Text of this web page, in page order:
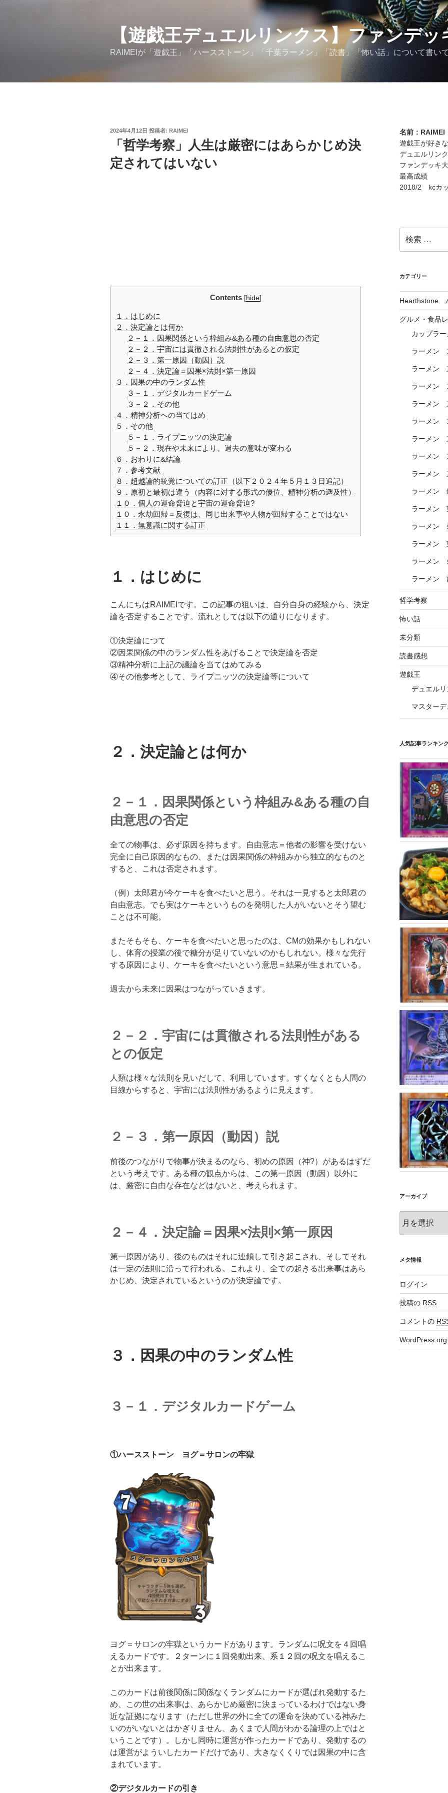
【遊戯王デュエルリンクス】ファンデッ
RAIMEIが「遊戯王」「ハースストーン」「千葉ラーメン」「読書」「怖い話」について書い
投
2024年4月12日 投稿者: RAIMEI
「哲学考察」人生は厳密にはあらかじめ決
定されてはいない
Contents [hide]
１．はじめに
２．決定論とは何か
２－１．因果関係という枠組み&ある種の自由意思の否定
２－２．宇宙には貫徹される法則性があるとの仮定
２－３．第一原因（動因）説
２－４．決定論＝因果×法則×第一原因
３．因果の中のランダム性
３－１．デジタルカードゲーム
３－２．その他
４．精神分析への当てはめ
５．その他
５－１．ライプニッツの決定論
５－２．現在や未来により、過去の意味が変わる
６．おわりに&結論
７．参考文献
８．超越論的統覚についての訂正（以下２０２４年５月１３日追記）
９．原初と最初は違う（内容に対する形式の優位、精神分析の遡及性）
１０．個人の運命脅迫と宇宙の運命脅迫?
１０．永劫回帰＝反復は、同じ出来事や人物が回帰することではない
１１．無意識に関する訂正
１．はじめに
こんにちはRAIMEIです。この記事の狙いは、自分自身の経験から、決定
論を否定することです。流れとしては以下の通りになります。
①決定論につて
②因果関係の中のランダム性をあげることで決定論を否定
③精神分析に上記の議論を当てはめてみる
④その他参考として、ライプニッツの決定論等について
２．決定論とは何か
２－１．因果関係という枠組み&ある種の自
由意思の否定
全ての物事は、必ず原因を持ちます。自由意志＝他者の影響を受けない
完全に自己原因的なもの、または因果関係の枠組みから独立的なものと
すると、これは否定されます。
（例）太郎君が今ケーキを食べたいと思う。それは一見すると太郎君の
自由意志。でも実はケーキというものを発明した人がいないとそう望む
ことは不可能。
またそもそも、ケーキを食べたいと思ったのは、CMの効果かもしれない
し、体育の授業の後で糖分が足りていないのかもしれない。様々な先行
する原因により、ケーキを食べたいという意思＝結果が生まれている。
過去から未来に因果はつながっていきます。
２－２．宇宙には貫徹される法則性がある
との仮定
人類は様々な法則を見いだして、利用しています。すくなくとも人間の
目線からすると、宇宙には法則性があるように見えます。
２－３．第一原因（動因）説
前後のつながりで物事が決まるのなら、初めの原因（神?）があるはずだ
という考えです。ある種の観点からは、この第一原因（動因）以外に
は、厳密に自由な存在などはないと、考えられます。
２－４．決定論＝因果×法則×第一原因
第一原因があり、後のものはそれに連鎖して引き起こされ、そしてそれ
は一定の法則に沿って行われる。これより、全ての起きる出来事はあら
かじめ、決定されているというのが決定論です。
３．因果の中のランダム性
３－１．デジタルカードゲーム
①ハースストーン ヨグ＝サロンの牢獄
ヨグ＝サロンの牢獄というカードがあります。ランダムに呪文を４回唱
えるカードです。２ターンに１回発動出来、系１２回の呪文を唱えるこ
とが出来ます。
このカードは前後関係に関係なくランダムにカードが選ばれ発動するた
め、この世の出来事は、あらかじめ厳密に決まっているわけではない身
近な証拠になります（ただし世界の外に全ての運命を決めている神みた
いのがいないとはかぎりません、あくまで人間がわかる論理の上ではと
いうことです）。しかし同時に運営が作ったカードであり、発動するの
は運営がよういしたカードだけであり、大きなくくりでは因果の中に含
まれています。
②デジタルカードの引き
名前：RAIMEI
遊戯王が好き
デュエルリン
ファンデッキ
最高成績
2018/2 kcカ
索:
カテゴリー
Hearthstone
グルメ・食品
カップラ
ラーメン
ラーメン
ラーメン
ラーメン
ラーメン
ラーメン
ラーメン
ラーメン
ラーメン
ラーメン
ラーメン
ラーメン
ラーメン
ラーメン
哲学考察
怖い話
未分類
読書感想
遊戯王
デュエルリ
マスター
人気記事ランキン
アーカイブ
ー
ブ
メタ情報
ログイン
投稿の RSS
コメントの
WordPress.org